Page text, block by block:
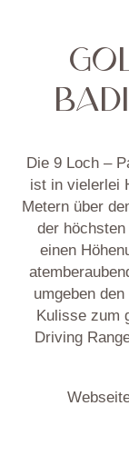
Die 9 Loch –
ist in vielerlei
Metern über
der
einen
umgeben
Kulisse zum
Driving